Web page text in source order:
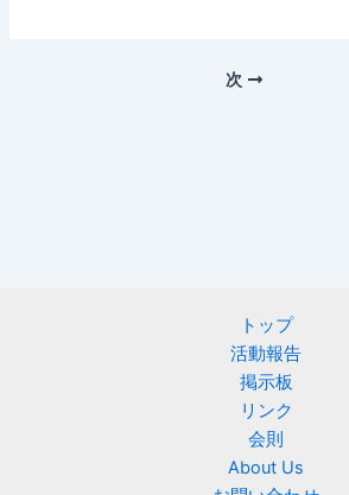
次
トップ
活動報告
掲示板
リンク
会則
About Us